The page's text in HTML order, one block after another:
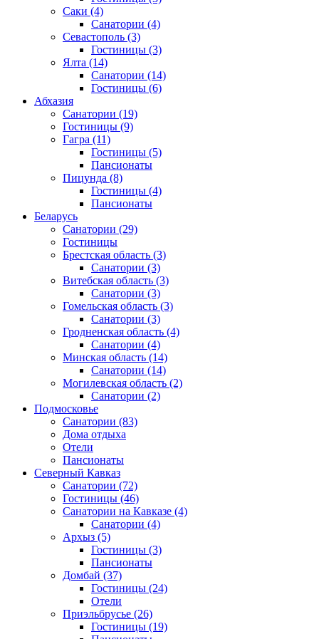
Саки (4)
Санатории (4)
Севастополь (3)
Гостиницы (3)
Ялта (14)
Санатории (14)
Гостиницы (6)
Абхазия
Санатории (19)
Гостиницы (9)
Гагра (11)
Гостиницы (5)
Пансионаты
Пицунда (8)
Гостиницы (4)
Пансионаты
Беларусь
Санатории (29)
Гостиницы
Брестская область (3)
Санатории (3)
Витебская область (3)
Санатории (3)
Гомельская область (3)
Санатории (3)
Гродненская область (4)
Санатории (4)
Минская область (14)
Санатории (14)
Могилевская область (2)
Санатории (2)
Подмосковье
Санатории (83)
Дома отдыха
Отели
Пансионаты
Северный Кавказ
Санатории (72)
Гостиницы (46)
Санатории на Кавказе (4)
Санатории (4)
Архыз (5)
Гостиницы (3)
Пансионаты
Домбай (37)
Гостиницы (24)
Отели
Приэльбрусье (26)
Гостиницы (19)